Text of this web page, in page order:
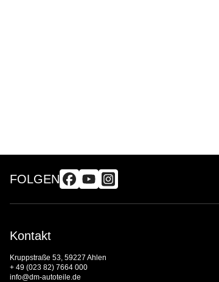
FOLGEN
Kontakt
Kruppstraße 53, 59227 Ahlen
+ 49 (023 82) 7664 000
info@dm-autoteile.de